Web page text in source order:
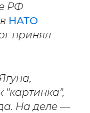
РФ
НАТО
принял
"картинка",
На деле —